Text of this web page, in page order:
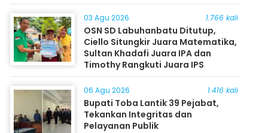
03 Agu 2026 1.766 kali
OSN SD Labuhanbatu Ditutup,
Ciello Situngkir Juara Matematika,
Sultan Khadafi Juara IPA dan
Timothy Rangkuti Juara IPS
06 Agu 2026 1.416 kali
Bupati Toba Lantik 39 Pejabat,
Tekankan Integritas dan
Pelayanan Publik